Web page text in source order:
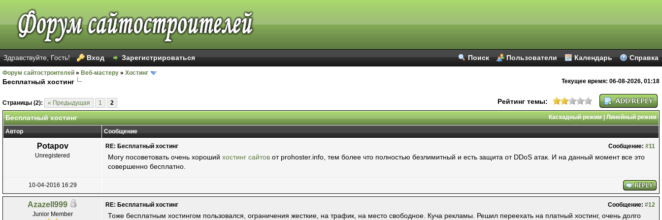
Поиск Пользователи Календарь Справка
Здравствуйте, Гость! Вход Зарегистрироваться
Форум сайтостроителей » Веб-мастеру » Хостинг
Бесплатный хостинг Текущее время: 06-08-2026, 01:18
Страницы (2): « Предыдущая 1 2 Рейтинг темы:
Голосов: 118 - Средняя оценка: 2.01
1
2
3
4
5
Каскадный режим|Линейный режим
Бесплатный хостинг
Автор Сообщение
Potapov
Unregistered
Сообщение: #11
RE: Бесплатный хостинг
Могу посоветовать очень хороший хостинг сайтов от prohoster.info, тем более что полностью безлимитный и есть защита от DDoS атак. И на данный момент все это
совершенно бесплатно.
10-04-2016 16:29
Azazell999
Junior Member
Сообщение: #12
RE: Бесплатный хостинг
Тоже бесплатным хостингом пользовался, ограничения жесткие, на трафик, на место свободное. Куча рекламы. Решил переехать на платный хостинг, очень долго